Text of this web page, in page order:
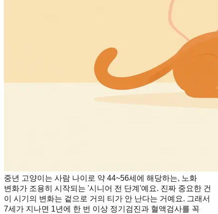
중년 고양이는 사람 나이로 약 44~56세에 해당하는, 노화
변화가 조용히 시작되는 '시니어 전 단계'예요. 진짜 중요한 건
이 시기의 변화는 겉으로 거의 티가 안 난다는 거예요. 그래서
7세가 지나면 1년에 한 번 이상 정기검진과 혈액검사를 꼭